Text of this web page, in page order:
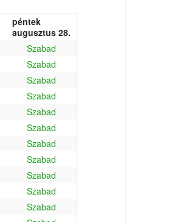
péntek
augusztus 28.
Szabad
Szabad
Szabad
Szabad
Szabad
Szabad
Szabad
Szabad
Szabad
Szabad
Szabad